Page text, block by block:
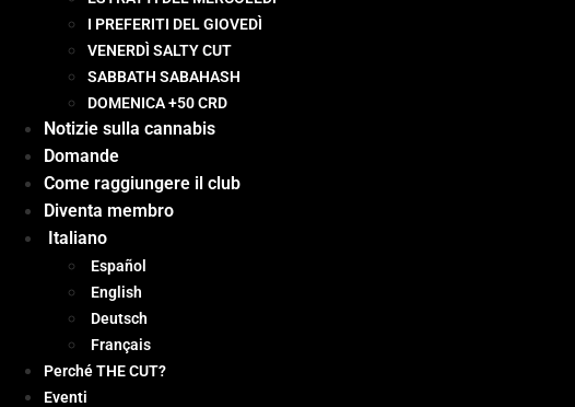
I PREFERITI DEL GIOVEDÌ
VENERDÌ SALTY CUT
SABBATH SABAHASH
DOMENICA +50 CRD
Notizie sulla cannabis
Domande
Come raggiungere il club
Diventa membro
Italiano
Español
English
Deutsch
Français
Perché THE CUT?
Eventi